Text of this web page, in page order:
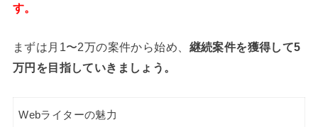
す。
まずは月1〜2万の案件から始め、 継続案件を獲得して5
万円を目指していきましょう。
Webライターの魅力